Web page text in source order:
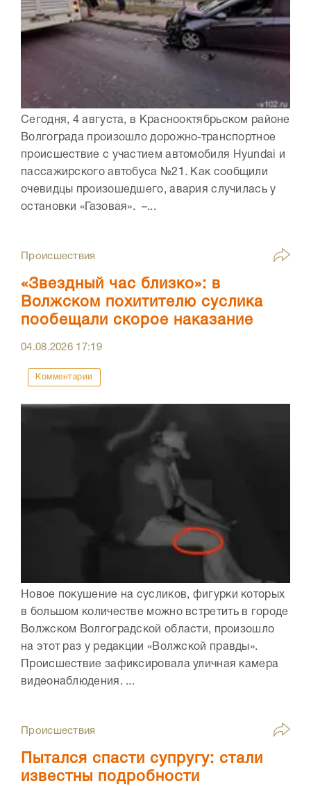
Сегодня, 4 августа, в Краснооктябрьском районе
Волгограда произошло дорожно-транспортное
происшествие с участием автомобиля Hyundai и
пассажирского автобуса №21. Как сообщили
очевидцы произошедшего, авария случилась у
остановки «Газовая». –...
Происшествия
«Звездный час близко»: в
Волжском похитителю суслика
пообещали скорое наказание
04.08.2026 17:19
Комментарии
Новое покушение на сусликов, фигурки которых
в большом количестве можно встретить в городе
Волжском Волгоградской области, произошло
на этот раз у редакции «Волжской правды».
Происшествие зафиксировала уличная камера
видеонаблюдения. ...
Происшествия
Пытался спасти супругу: стали
известны подробности